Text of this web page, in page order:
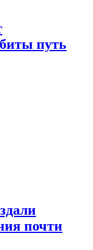
путь
почти